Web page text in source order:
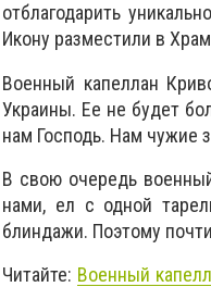
отблагодарить
Икону разместили в
Военный капеллан
Украины. Ее не будет
нам Господь. Нам чужие
В свою очередь
нами, ел с одной
блиндажи. Поэтому
Читайте: Военный